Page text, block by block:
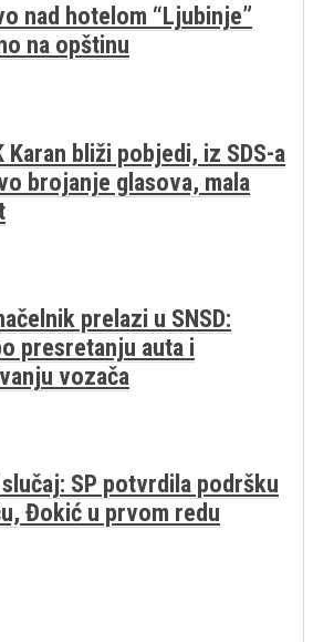
nad hotelom “Ljubinje”
na opštinu
Karan bliži pobjedi, iz SDS-a
brojanje glasova, mala
prelazi u SNSD:
presretanju auta i
vozača
SP potvrdila podršku
Đokić u prvom redu